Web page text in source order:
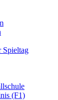
Spieltag
(F1)